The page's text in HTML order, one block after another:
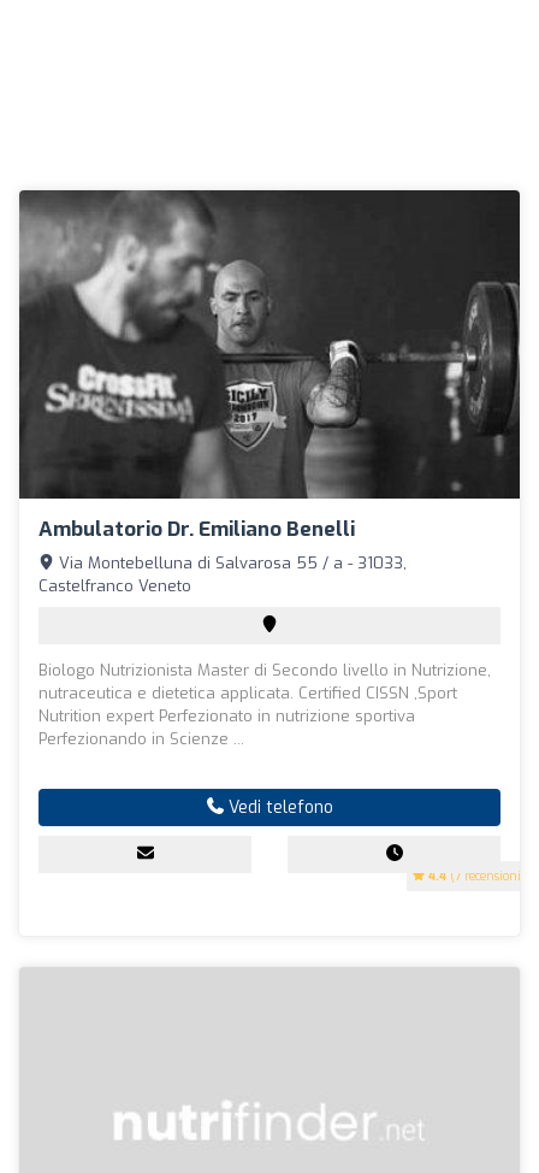
Ambulatorio Dr. Emiliano Benelli
4.4 (7 recensioni)
Via Montebelluna di Salvarosa 55 / a - 31033,
Castelfranco Veneto
Biologo Nutrizionista Master di Secondo livello in Nutrizione,
nutraceutica e dietetica applicata. Certified CISSN ,Sport
Nutrition expert Perfezionato in nutrizione sportiva
Perfezionando in Scienze ...
Vedi telefono